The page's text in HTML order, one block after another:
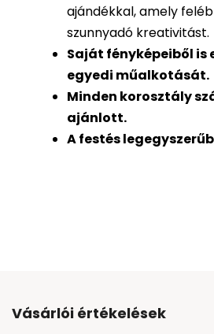
ajándékkal, amely
szunnyadó kreativitást.
Saját fényképeiből is
egyedi műalkotását.
Minden korosztály
ajánlott.
A festés
Vásárlói értékelések